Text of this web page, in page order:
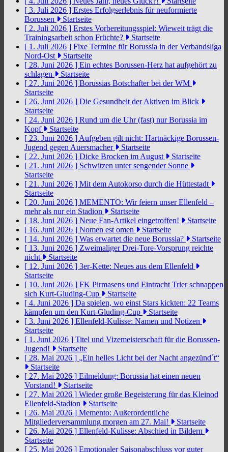
[ 3. Juli 2026 ] Erstes Erfolgserlebnis für neuformierte
Borussen
Startseite
[ 2. Juli 2026 ] Erstes Vorbereitungsspiel: Wieweit trägt die
Trainingsarbeit schon Früchte?
Startseite
[ 1. Juli 2026 ] Fixe Termine für Borussia in der Verbandsliga
Nord-Ost
Startseite
[ 28. Juni 2026 ] Ein echtes Borussen-Herz hat aufgehört zu
schlagen
Startseite
[ 27. Juni 2026 ] Borussias Botschafter bei der WM
Startseite
[ 26. Juni 2026 ] Die Gesundheit der Aktiven im Blick
Startseite
[ 24. Juni 2026 ] Rund um die Uhr (fast) nur Borussia im
Kopf
Startseite
[ 23. Juni 2026 ] Aufgeben gilt nicht: Hartnäckige Borussen-
Jugend gegen Auersmacher
Startseite
[ 22. Juni 2026 ] Dicke Brocken im August
Startseite
[ 21. Juni 2026 ] Schwitzen unter sengender Sonne
Startseite
[ 21. Juni 2026 ] Mit dem Autokorso durch die Hüttestadt
Startseite
[ 20. Juni 2026 ] MEMENTO: Wir feiern unser Ellenfeld –
mehr als nur ein Stadion
Startseite
[ 18. Juni 2026 ] Neue Fan-Artikel eingetroffen!
Startseite
[ 16. Juni 2026 ] Nomen est omen
Startseite
[ 14. Juni 2026 ] Was erwartet die neue Borussia?
Startseite
[ 13. Juni 2026 ] Zweimaliger Drei-Tore-Vorsprung reichte
nicht
Startseite
[ 12. Juni 2026 ] 3er-Kette: Neues aus dem Ellenfeld
Startseite
[ 10. Juni 2026 ] FK Pirmasens und Eintracht Trier schnappen
sich Kurt-Gluding-Cup
Startseite
[ 4. Juni 2026 ] Da spielen, wo einst Stars kickten: 22 Teams
kämpfen um den Kurt-Gluding-Cup
Startseite
[ 3. Juni 2026 ] Ellenfeld-Kulisse: Namen und Notizen
Startseite
[ 1. Juni 2026 ] Titel und Vizemeisterschaft für die Borussen-
Jugend!
Startseite
[ 28. Mai 2026 ] „Ein helles Licht bei der Nacht angezünd´t“
Startseite
[ 27. Mai 2026 ] Eilmeldung: Borussia hat einen neuen
Vorstand!
Startseite
[ 27. Mai 2026 ] Wieder große Begeisterung für das Kleinod
Ellenfeld-Stadion
Startseite
[ 26. Mai 2026 ] Memento: Außerordentliche
Mitgliederversammlung morgen am 27. Mai!
Startseite
[ 26. Mai 2026 ] Ellenfeld-Kulisse: Abschied in Bildern
Startseite
[ 25. Mai 2026 ] Emotionaler Saisonabschluss vor guter